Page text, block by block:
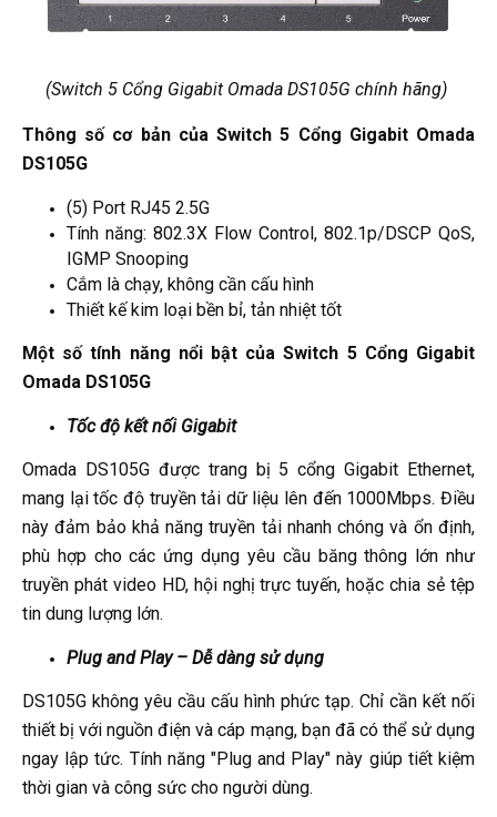
(Switch 5 Cổng Gigabit Omada DS105G chính hãng)
Thông số cơ bản của Switch 5 Cổng Gigabit Omada
DS105G
(5) Port RJ45 2.5G
Tính năng: 802.3X Flow Control, 802.1p/DSCP QoS,
IGMP Snooping
Cắm là chạy, không cần cấu hình
Thiết kế kim loại bền bỉ, tản nhiệt tốt
Một số tính năng nổi bật của Switch 5 Cổng Gigabit
Omada DS105G
Tốc độ kết nối Gigabit
Omada DS105G được trang bị 5 cổng Gigabit Ethernet,
mang lại tốc độ truyền tải dữ liệu lên đến 1000Mbps. Điều
này đảm bảo khả năng truyền tải nhanh chóng và ổn định,
phù hợp cho các ứng dụng yêu cầu băng thông lớn như
truyền phát video HD, hội nghị trực tuyến, hoặc chia sẻ tệp
tin dung lượng lớn.
Plug and Play – Dễ dàng sử dụng
DS105G không yêu cầu cấu hình phức tạp. Chỉ cần kết nối
thiết bị với nguồn điện và cáp mạng, bạn đã có thể sử dụng
ngay lập tức. Tính năng "Plug and Play" này giúp tiết kiệm
thời gian và công sức cho người dùng.